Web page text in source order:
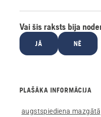
Vai šis raksts bija
JĀ NĒ
PLAŠĀKA INFORMĀCIJA
augstspiediena